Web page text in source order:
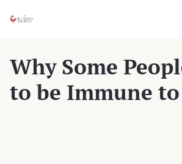
Why Some
to be Immune